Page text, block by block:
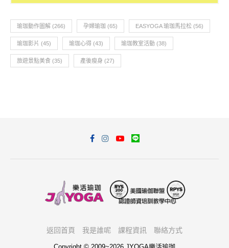
瑜珈動作圖解 (266) 孕婦瑜珈 (65) EASYOGA 瑜珈馬拉松 (56)
瑜珈影片 (45) 瑜珈心得 (43) 瑜珈教室活動 (38)
旅遊景點美食 (35) 產後瘦身 (27)
返回首頁 我是誰呢 課程資訊 聯絡方式
Copyright © 2009~2026 JYOGA樂活瑜珈